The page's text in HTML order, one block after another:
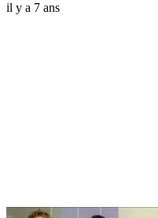
il y a 7 ans